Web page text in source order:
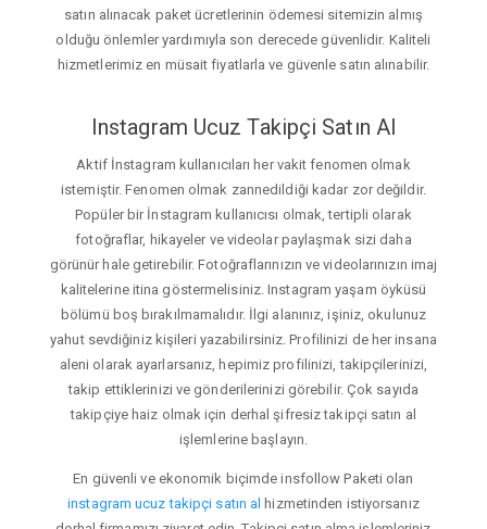
satın alınacak paket ücretlerinin ödemesi sitemizin almış
olduğu önlemler yardımıyla son derecede güvenlidir. Kaliteli
hizmetlerimiz en müsait fiyatlarla ve güvenle satın alınabilir.
Instagram Ucuz Takipçi Satın Al
Aktif İnstagram kullanıcıları her vakit fenomen olmak
istemiştir. Fenomen olmak zannedildiği kadar zor değildir.
Popüler bir İnstagram kullanıcısı olmak, tertipli olarak
fotoğraflar, hikayeler ve videolar paylaşmak sizi daha
görünür hale getirebilir. Fotoğraflarınızın ve videolarınızın imaj
kalitelerine itina göstermelisiniz. Instagram yaşam öyküsü
bölümü boş bırakılmamalıdır. İlgi alanınız, işiniz, okulunuz
yahut sevdiğiniz kişileri yazabilirsiniz. Profilinizi de her insana
aleni olarak ayarlarsanız, hepimiz profilinizi, takipçilerinizi,
takip ettiklerinizi ve gönderilerinizi görebilir. Çok sayıda
takipçiye haiz olmak için derhal şifresiz takipçi satın al
işlemlerine başlayın.
En güvenli ve ekonomik biçimde insfollow Paketi olan
instagram ucuz takipçi satın al hizmetinden istiyorsanız